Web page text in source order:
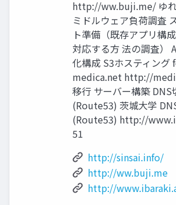
http://ww.buji.me/ ゆ
ミドルウェア負荷調査
ト準備（既存アプリ構
対応する方 法の調査）
化構成 S3ホスティング
medica.net http://
移行 サーバー構築 DNS
(Route53) 茨城大学
(Route53) http://
51
http://sinsai.info/
http://ww.buji.me
http://